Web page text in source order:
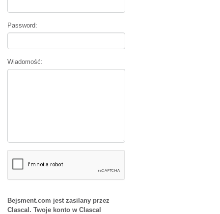
Password:
Wiadomość:
Bejsment.com jest zasilany przez
Clascal. Twoje konto w Clascal